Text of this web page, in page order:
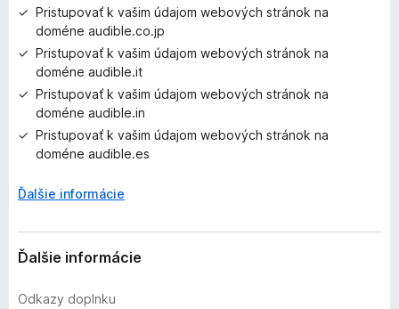
Pristupovať k vašim údajom webových stránok na
doméne audible.co.jp
Pristupovať k vašim údajom webových stránok na
doméne audible.it
Pristupovať k vašim údajom webových stránok na
doméne audible.in
Pristupovať k vašim údajom webových stránok na
doméne audible.es
Ďalšie informácie
Ďalšie informácie
Odkazy doplnku